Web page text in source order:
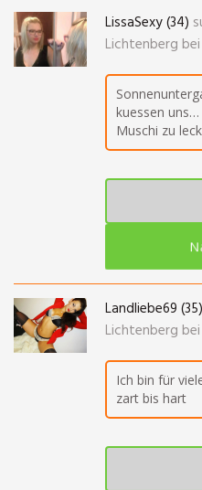
LissaSexy (34)
Lichtenberg
kuessen
Muschi zu
Landliebe69 (35)
Lichtenberg
Ich bin für
zart bis hart